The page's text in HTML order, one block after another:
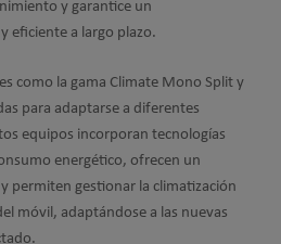
y garantice un
eficiente a largo plazo.
como la gama Climate Mono Split y
para adaptarse a diferentes
equipos incorporan tecnologías
energético, ofrecen un
permiten gestionar la climatización
móvil, adaptándose a las nuevas